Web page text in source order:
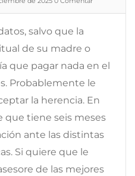
salvo que la
de su madre o
que pagar nada en el
Probablemente le
la herencia. En
que tiene seis meses
ante las distintas
Si quiere que le
de las mejores